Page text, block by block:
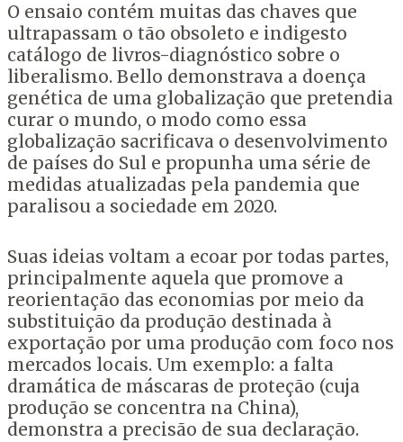
O ensaio contém muitas das chaves que
ultrapassam o tão obsoleto e indigesto
catálogo de livros-diagnóstico sobre o
liberalismo. Bello demonstrava a doença
genética de uma globalização que pretendia
curar o mundo, o modo como essa
globalização sacrificava o desenvolvimento
de países do Sul e propunha uma série de
medidas atualizadas pela pandemia que
paralisou a sociedade em 2020.
Suas ideias voltam a ecoar por todas partes,
principalmente aquela que promove a
reorientação das economias por meio da
substituição da produção destinada à
exportação por uma produção com foco nos
mercados locais. Um exemplo: a falta
dramática de máscaras de proteção (cuja
produção se concentra na China),
demonstra a precisão de sua declaração.